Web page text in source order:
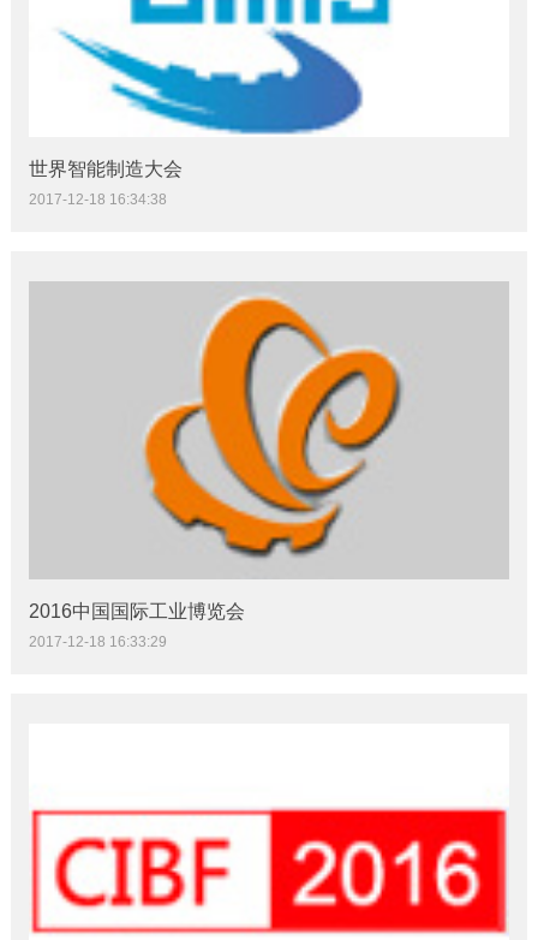
世界智能制造大会
2017-12-18 16:34:38
2016中国国际工业博览会
2017-12-18 16:33:29